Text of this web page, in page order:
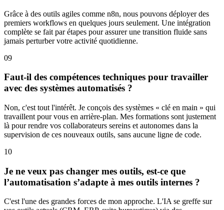
Grâce à des outils agiles comme n8n, nous pouvons déployer des
premiers workflows en quelques jours seulement. Une intégration
complète se fait par étapes pour assurer une transition fluide sans
jamais perturber votre activité quotidienne.
09
Faut-il des compétences techniques pour travailler
avec des systèmes automatisés ?
Non, c'est tout l'intérêt. Je conçois des systèmes « clé en main » qui
travaillent pour vous en arrière-plan. Mes formations sont justement
là pour rendre vos collaborateurs sereins et autonomes dans la
supervision de ces nouveaux outils, sans aucune ligne de code.
10
Je ne veux pas changer mes outils, est-ce que
l’automatisation s’adapte à mes outils internes ?
C'est l'une des grandes forces de mon approche. L'IA se greffe sur